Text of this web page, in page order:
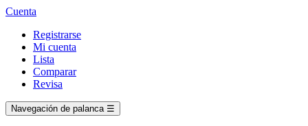
Cuenta
Registrarse
Mi cuenta
Lista
Comparar
Revisa
Navegación de palanca ☰